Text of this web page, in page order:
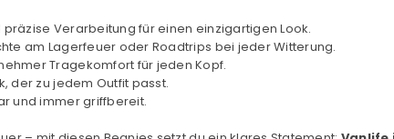
Verarbeitung für einen einzigartigen Look.
am Lagerfeuer oder Roadtrips bei jeder Witterung.
Tragekomfort für jeden Kopf.
der zu jedem Outfit passt.
und immer griffbereit.